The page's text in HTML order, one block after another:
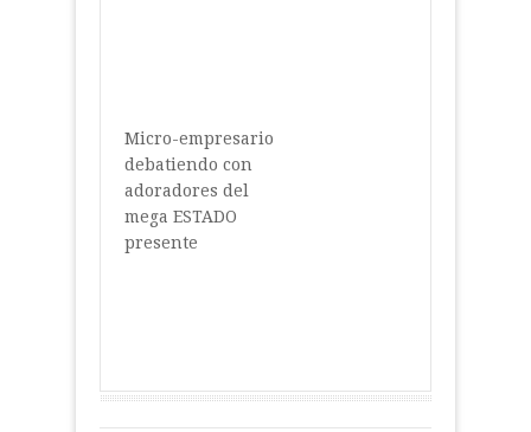
Micro-empresario
debatiendo con
adoradores del
mega ESTADO
presente